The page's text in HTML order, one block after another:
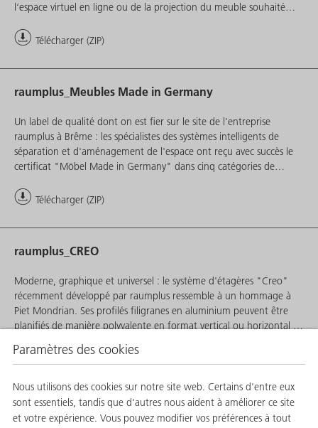
l‘espace virtuel en ligne ou de la projection du meuble souhaité
des ailes à notre imagination.
Télécharger (ZIP)
raumplus_Meubles Made in Germany
Un label de qualité dont on est fier sur le site de l'entreprise
raumplus à Brême : les spécialistes des systèmes intelligents de
séparation et d'aménagement de l'espace ont reçu avec succès le
certificat "Möbel Made in Germany" dans cinq catégories de
d'acheter un produit de qualité fabriqué en Allemagne. Une base
Télécharger (ZIP)
raumplus_CREO
Moderne, graphique et universel : le système d'étagères "Creo"
récemment développé par raumplus ressemble à un hommage à
Piet Mondrian. Ses profilés filigranes en aluminium peuvent être
planifiés de manière polyvalente en format vertical ou horizontal et
aussi rectiligne que marquante de meubles solitaires visuellement
raumplus_Vous invite dans son espace virtuel
Paramètres des cookies
Nous utilisons des cookies sur notre site web. Certains d'entre eux
sont essentiels, tandis que d'autres nous aident à améliorer ce site
et votre expérience. Vous pouvez modifier vos préférences à tout